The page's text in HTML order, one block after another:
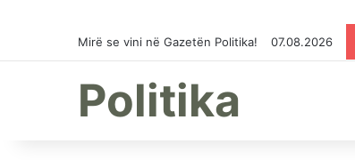
Mirë se vini në Gazetën Politika! 07.08.2026
Politika